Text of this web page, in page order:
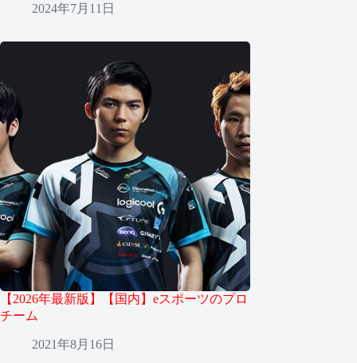
2024年7月11日
【2026年最新版】【国内】eスポーツのプロ
チーム
2021年8月16日